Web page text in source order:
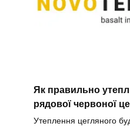
Як правильно
рядової червоної
Утеплення цегляного